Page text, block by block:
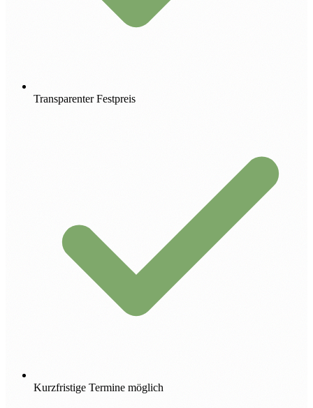
Transparenter Festpreis
Kurzfristige Termine möglich